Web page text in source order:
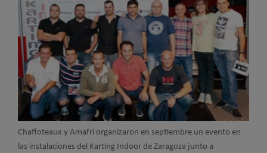
Chaffoteaux y Amafri organizaron en septiembre un evento en
las instalaciones del Karting Indoor de Zaragoza junto a